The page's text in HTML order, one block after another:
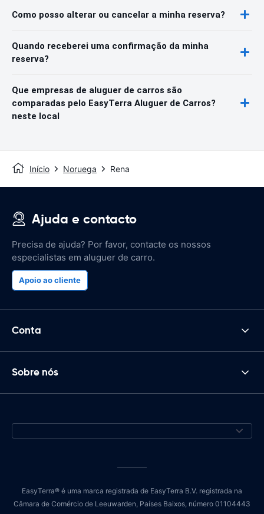
Como posso alterar ou cancelar a minha reserva?
Quando receberei uma confirmação da minha
reserva?
Que empresas de aluguer de carros são
comparadas pelo EasyTerra Aluguer de Carros?
neste local
Início Noruega Rena
Ajuda e contacto
Precisa de ajuda? Por favor, contacte os nossos
especialistas em aluguer de carro.
Apoio ao cliente
Conta
Sobre nós
EasyTerra® é uma marca registrada de EasyTerra B.V. registrada na
Câmara de Comércio de Leeuwarden, Países Baixos, número 01104443